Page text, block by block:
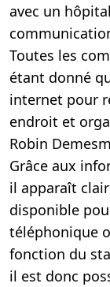
avec un
Toutes les
étant donné
internet pour
endroit et
Robin
Grâce aux
il apparaît
disponible
téléphonique
fonction du
il est donc